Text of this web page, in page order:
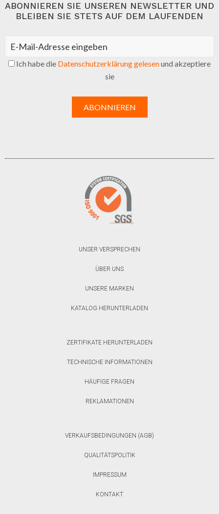
ABONNIEREN SIE UNSEREN NEWSLETTER UND
BLEIBEN SIE STETS AUF DEM LAUFENDEN
Ich habe die Datenschutzerklärung gelesenund akzeptiere
sie
UNSER VERSPRECHEN
ÜBER UNS
UNSERE MARKEN
KATALOG HERUNTERLADEN
ZERTIFIKATE HERUNTERLADEN
TECHNISCHE INFORMATIONEN
HÄUFIGE FRAGEN
REKLAMATIONEN
VERKAUFSBEDINGUNGEN (AGB)
QUALITÄTSPOLITIK
IMPRESSUM
KONTAKT